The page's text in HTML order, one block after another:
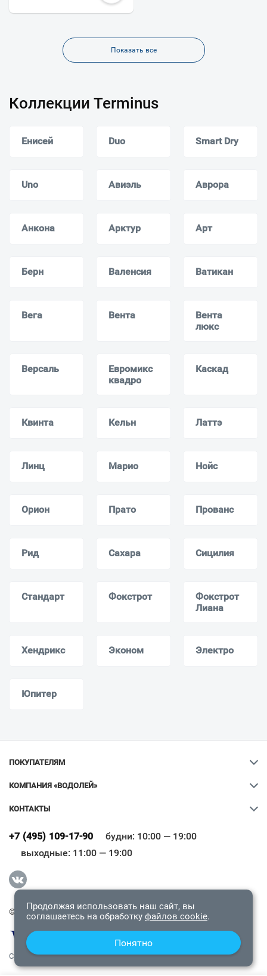
Показать все
Коллекции Terminus
Енисей Duo Smart Dry
Uno Авиэль Аврора
Анкона Арктур Арт
Берн Валенсия Ватикан
Вега Вента
Вента
люкс
Версаль
Евромикс
квадро
Каскад
Квинта Кельн Латтэ
Линц Марио Нойс
Орион Прато Прованс
Рид Сахара Сицилия
Стандарт Фокстрот
Фокстрот
Лиана
Хендрикс Эконом Электро
Юпитер
ПОКУПАТЕЛЯМ
КОМПАНИЯ «ВОДОЛЕЙ»
КОНТАКТЫ
+7 (495) 109-17-90
будни: 10:00 — 19:00
выходные: 11:00 — 19:00
© 2009-2026 «Водолей Онлайн». Все права защищены.
СОГЛАШЕНИЕ О КОНФИДЕНЦИАЛЬНОСТИ
Всё верно
Продолжая использовать наш сайт, вы
соглашаетесь на обработку файлов cookie.
Понятно